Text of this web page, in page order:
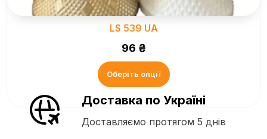
LS 539 UA
96 ₴
Оберіть опції
Доставка по Україні
Доставляємо протягом 5 днів